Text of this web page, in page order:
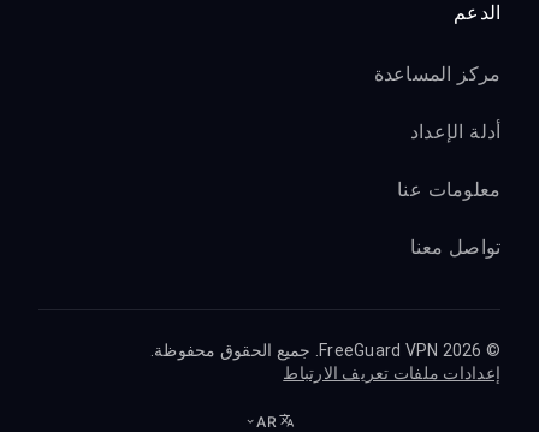
الدعم
مركز المساعدة
أدلة الإعداد
معلومات عنا
تواصل معنا
© 2026 FreeGuard VPN. جميع الحقوق محفوظة.
إعدادات ملفات تعريف الارتباط
AR